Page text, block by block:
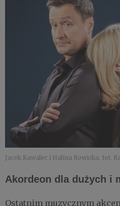
Jacek Kawalec i Halina Rowicka, fot.
Akordeon dla dużych i
Ostatnim muzycznym